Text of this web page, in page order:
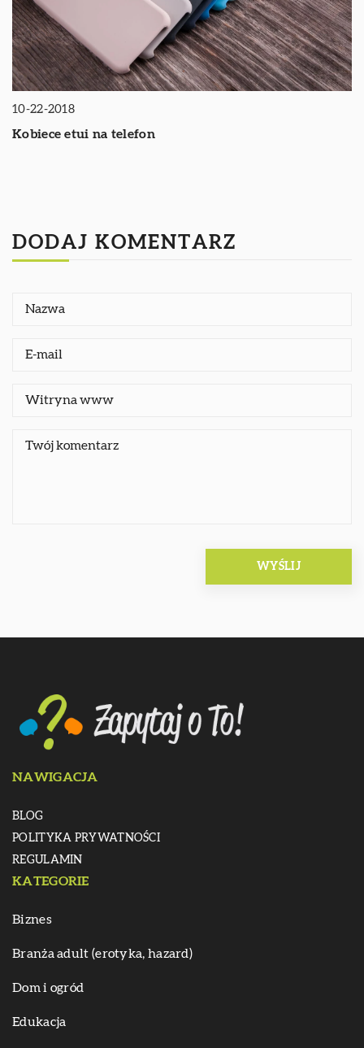
10-22-2018
Kobiece etui na telefon
DODAJ KOMENTARZ
NAWIGACJA
BLOG
POLITYKA PRYWATNOŚCI
REGULAMIN
KATEGORIE
Biznes
Branża adult (erotyka, hazard)
Dom i ogród
Edukacja